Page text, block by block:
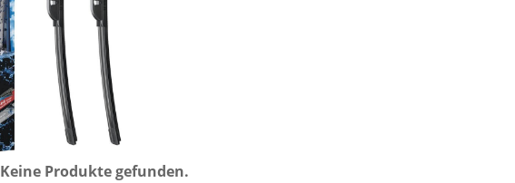
Keine Produkte gefunden.